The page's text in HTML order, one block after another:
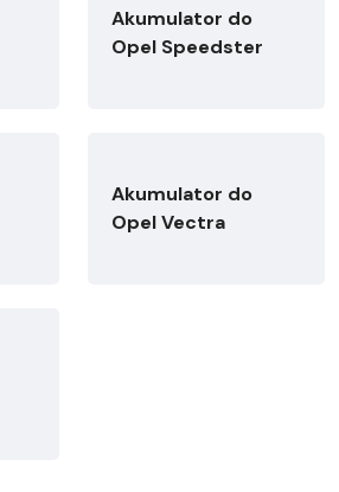
Akumulator do
Opel Speedster
Akumulator do
Opel Vectra